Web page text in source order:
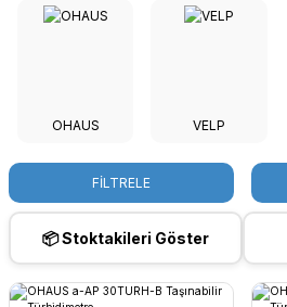
OHAUS VELP
FİLTRELE
📦 Stoktakileri Göster